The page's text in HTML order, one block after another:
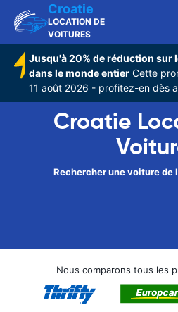
Croatie
LOCATION DE
VOITURES
Jusqu'à 20% de réduction sur
dans le monde entier Cette
11 août 2026 - profitez-en dès
Croatie
Rechercher une voiture de
Nous comparons tous les